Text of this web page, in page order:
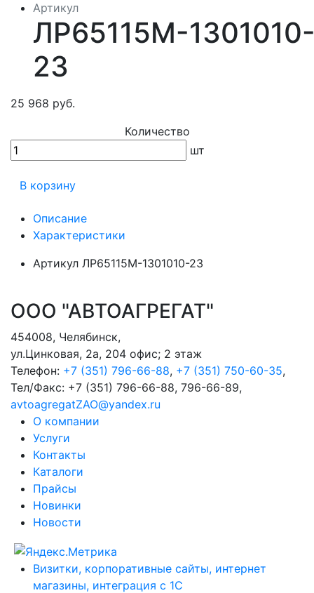
Артикул
ЛР65115М-
23
25 968 руб.
Количество
шт
В корзину
Описание
Характеристики
Артикул ЛР65115М-1301010-23
ООО "АВТОАГРЕГАТ"
454008, Челябинск,
ул.Цинковая, 2а, 204 офис; 2 этаж
Телефон: +7 (351) 796-66-88, +7 (351) 750-60-35,
Тел/Факс: +7 (351) 796-66-88, 796-66-89,
avtoagregatZAO@yandex.ru
О компании
Услуги
Контакты
Каталоги
Прайсы
Новинки
Новости
Визитки, корпоративные сайты, интернет
магазины, интеграция с 1С